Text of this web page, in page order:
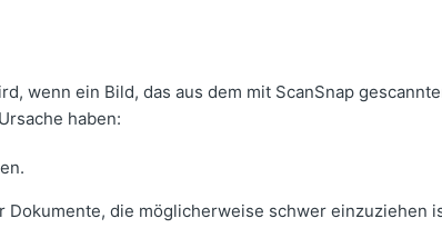
wenn ein Bild, das aus dem mit ScanSnap
haben:
Dokumente, die möglicherweise schwer einzuziehen